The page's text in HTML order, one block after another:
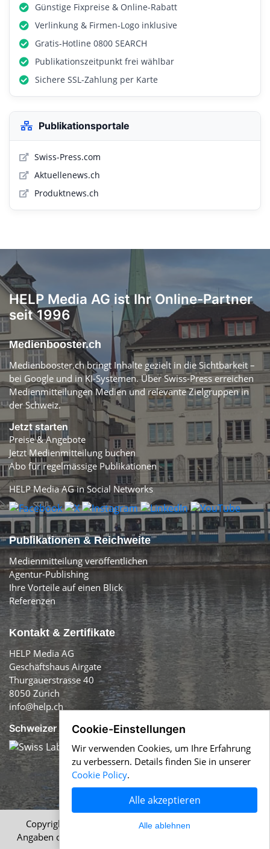
Günstige Fixpreise & Online-Rabatt
Verlinkung & Firmen-Logo inklusive
Gratis-Hotline 0800 SEARCH
Publikationszeitpunkt frei wählbar
Sichere SSL-Zahlung per Karte
Publikationsportale
Swiss-Press.com
Aktuellenews.ch
Produktnews.ch
HELP Media AG ist Ihr Online-Partner
seit 1996
Medienbooster.ch
Medienbooster.ch bringt Inhalte gezielt in die Sichtbarkeit –
bei Google und in KI-Systemen. Über Swiss-Press erreichen
Medienmitteilungen Medien und relevante Zielgruppen in
der Schweiz.
Jetzt starten
Preise & Angebote
Jetzt Medienmitteilung buchen
Abo für regelmässige Publikationen
HELP Media AG in Social Networks
Publikationen & Reichweite
Medienmitteilung veröffentlichen
Agentur-Publishing
Ihre Vorteile auf einen Blick
Referenzen
Kontakt & Zertifikate
HELP Media AG
Geschäftshaus Airgate
Thurgauerstrasse 40
8050 Zürich
info@help.ch
Schweizer Qualität:
Copyright © 1996-2026 HELP Media AG, Zürich. Alle
Angaben ohne Gewähr.
Cookie-Einstellungen
Wir verwenden Cookies, um Ihre Erfahrung
zu verbessern. Details finden Sie in unserer
Cookie Policy.
Alle akzeptieren
Alle ablehnen